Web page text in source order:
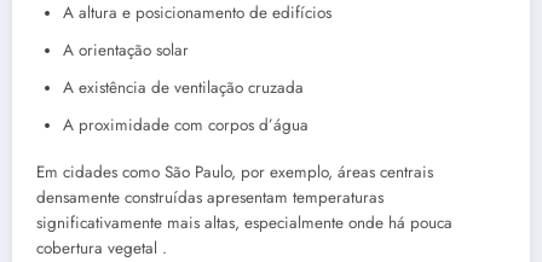
A altura e posicionamento de edifícios
A orientação solar
A existência de ventilação cruzada
A proximidade com corpos d’água
Em cidades como São Paulo, por exemplo, áreas centrais
densamente construídas apresentam temperaturas
significativamente mais altas, especialmente onde há pouca
cobertura vegetal .